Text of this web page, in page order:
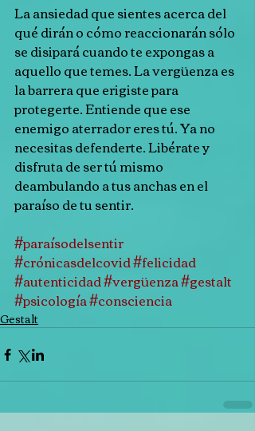
La ansiedad que sientes acerca del
qué dirán o cómo reaccionarán sólo
se disipará cuando te expongas a
aquello que temes. La vergüenza es
la barrera que erigiste para
protegerte. Entiende que ese
enemigo aterrador eres tú. Ya no
necesitas defenderte. Libérate y
disfruta de ser tú mismo
deambulando a tus anchas en el
paraíso de tu sentir.
#paraísodelsentir
#crónicasdelcovid#felicidad
#autenticidad#vergüenza#gestalt
#psicología#consciencia
Gestalt